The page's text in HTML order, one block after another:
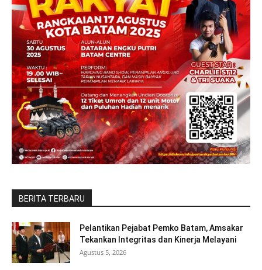
BERITA TERBARU
Pelantikan Pejabat Pemko Batam, Amsakar
Tekankan Integritas dan Kinerja Melayani
Agustus 5, 2026